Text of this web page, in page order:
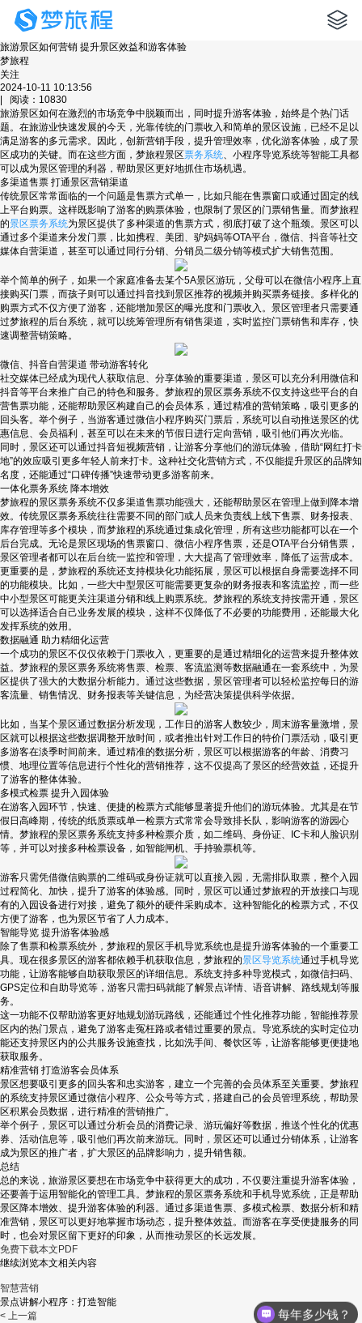
旅游景区如何营销 提升景区效益和游客体验
梦旅程
关注
2024-10-11 10:13:56
| 阅读：10830
旅游景区如何在激烈的市场竞争中脱颖而出，同时提升游客体验，始终是个热门话
题。在旅游业快速发展的今天，光靠传统的门票收入和简单的景区设施，已经不足以
满足游客的多元需求。因此，创新营销手段，提升管理效率，优化游客体验，成了景
区成功的关键。而在这些方面，梦旅程景区票务系统、小程序导览系统等智能工具都
可以成为景区管理的利器，帮助景区更好地抓住市场机遇。
多渠道售票 打通景区营销渠道
传统景区常常面临的一个问题是售票方式单一，比如只能在售票窗口或通过固定的线
上平台购票。这样既影响了游客的购票体验，也限制了景区的门票销售量。而梦旅程
的景区票务系统为景区提供了多种渠道的售票方式，彻底打破了这个瓶颈。景区可以
通过多个渠道来分发门票，比如携程、美团、驴妈妈等OTA平台，微信、抖音等社交
媒体自营渠道，甚至可以通过同行分销、分销员二级分销等模式扩大销售范围。
举个简单的例子，如果一个家庭准备去某个5A景区游玩，父母可以在微信小程序上直
接购买门票，而孩子则可以通过抖音找到景区推荐的视频并购买票务链接。多样化的
购票方式不仅方便了游客，还能增加景区的曝光度和门票收入。景区管理者只需要通
过梦旅程的后台系统，就可以统筹管理所有销售渠道，实时监控门票销售和库存，快
速调整营销策略。
微信、抖音自营渠道 带动游客转化
社交媒体已经成为现代人获取信息、分享体验的重要渠道，景区可以充分利用微信和
抖音等平台来推广自己的特色和服务。梦旅程的景区票务系统不仅支持这些平台的自
营售票功能，还能帮助景区构建自己的会员体系，通过精准的营销策略，吸引更多的
回头客。举个例子，当游客通过微信小程序购买门票后，系统可以自动推送景区的优
惠信息、会员福利，甚至可以在未来的节假日进行定向营销，吸引他们再次光临。
同时，景区还可以通过抖音短视频营销，让游客分享他们的游玩体验，借助“网红打卡
地”的效应吸引更多年轻人前来打卡。这种社交化营销方式，不仅能提升景区的品牌知
名度，还能通过“口碑传播”快速带动更多游客前来。
一体化票务系统 降本增效
梦旅程的景区票务系统不仅多渠道售票功能强大，还能帮助景区在管理上做到降本增
效。传统景区票务系统往往需要不同的部门或人员来负责线上线下售票、财务报表、
库存管理等多个模块，而梦旅程的系统通过集成化管理，所有这些功能都可以在一个
后台完成。无论是景区现场的售票窗口、微信小程序售票，还是OTA平台分销售票，
景区管理者都可以在后台统一监控和管理，大大提高了管理效率，降低了运营成本。
更重要的是，梦旅程的系统还支持模块化功能拓展，景区可以根据自身需要选择不同
的功能模块。比如，一些大中型景区可能需要更复杂的财务报表和客流监控，而一些
中小型景区可能更关注渠道分销和线上购票系统。梦旅程的系统支持按需开通，景区
可以选择适合自己业务发展的模块，这样不仅降低了不必要的功能费用，还能最大化
发挥系统的效用。
数据融通 助力精细化运营
一个成功的景区不仅仅依赖于门票收入，更重要的是通过精细化的运营来提升整体效
益。梦旅程的景区票务系统将售票、检票、客流监测等数据融通在一套系统中，为景
区提供了强大的大数据分析能力。通过这些数据，景区管理者可以轻松监控每日的游
客流量、销售情况、财务报表等关键信息，为经营决策提供科学依据。
比如，当某个景区通过数据分析发现，工作日的游客人数较少，周末游客量激增，景
区就可以根据这些数据调整开放时间，或者推出针对工作日的特价门票活动，吸引更
多游客在淡季时间前来。通过精准的数据分析，景区可以根据游客的年龄、消费习
惯、地理位置等信息进行个性化的营销推荐，这不仅提高了景区的经营效益，还提升
了游客的整体体验。
多模式检票 提升入园体验
在游客入园环节，快速、便捷的检票方式能够显著提升他们的游玩体验。尤其是在节
假日高峰期，传统的纸质票或单一检票方式常常会导致排长队，影响游客的游园心
情。梦旅程的景区票务系统支持多种检票介质，如二维码、身份证、IC卡和人脸识别
等，并可以对接多种检票设备，如智能闸机、手持验票机等。
游客只需凭借微信购票的二维码或身份证就可以直接入园，无需排队取票，整个入园
过程简化、加快，提升了游客的体验感。同时，景区可以通过梦旅程的开放接口与现
有的入园设备进行对接，避免了额外的硬件采购成本。这种智能化的检票方式，不仅
方便了游客，也为景区节省了人力成本。
智能导览 提升游客体验感
除了售票和检票系统外，梦旅程的景区手机导览系统也是提升游客体验的一个重要工
具。现在很多景区的游客都依赖手机获取信息，梦旅程的景区导览系统通过手机导览
功能，让游客能够自助获取景区的详细信息。系统支持多种导览模式，如微信扫码、
GPS定位和自助导览等，游客只需扫码就能了解景点详情、语音讲解、路线规划等服
务。
这一功能不仅帮助游客更好地规划游玩路线，还能通过个性化推荐功能，智能推荐景
区内的热门景点，避免了游客走冤枉路或者错过重要的景点。导览系统的实时定位功
能还支持景区内的公共服务设施查找，比如洗手间、餐饮区等，让游客能够更便捷地
获取服务。
精准营销 打造游客会员体系
景区想要吸引更多的回头客和忠实游客，建立一个完善的会员体系至关重要。梦旅程
的系统支持景区通过微信小程序、公众号等方式，搭建自己的会员管理系统，帮助景
区积累会员数据，进行精准的营销推广。
举个例子，景区可以通过分析会员的消费记录、游玩偏好等数据，推送个性化的优惠
券、活动信息等，吸引他们再次前来游玩。同时，景区还可以通过分销体系，让游客
成为景区的推广者，扩大景区的品牌影响力，提升销售额。
总结
总的来说，旅游景区要想在市场竞争中获得更大的成功，不仅要注重提升游客体验，
还要善于运用智能化的管理工具。梦旅程的景区票务系统和手机导览系统，正是帮助
景区降本增效、提升游客体验的利器。通过多渠道售票、多模式检票、数据分析和精
准营销，景区可以更好地掌握市场动态，提升整体效益。而游客在享受便捷服务的同
时，也会对景区留下更好的印象，从而推动景区的长远发展。
免费下载本文PDF
继续浏览本文相关内容
智慧营销
景点讲解小程序：打造智能
< 上一篇
每年多少钱？